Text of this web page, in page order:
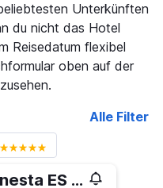
Unterkünften
du nicht das Hotel
Reisedatum flexibel
oben auf der
Alle Filter
Sonesta ES Suites San Francisco Airport San Bruno